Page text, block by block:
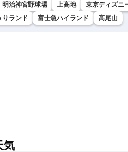
明治神宮野球場 上高地 東京ディズニ
りランド 富士急ハイランド 高尾山
気